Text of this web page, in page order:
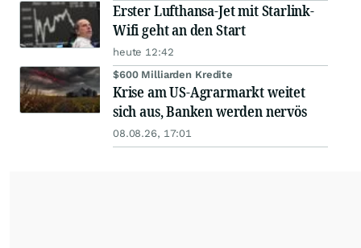
Erster Lufthansa-Jet mit Starlink-
Wifi geht an den Start
heute 12:42
$600 Milliarden Kredite
Krise am US-Agrarmarkt weitet
sich aus, Banken werden nervös
08.08.26, 17:01